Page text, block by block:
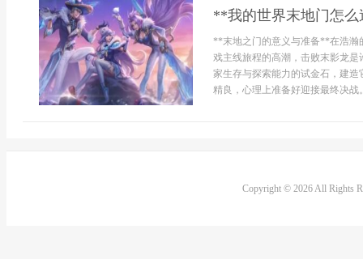
**我的世界末地门怎
**末地之门的意义与准备**在浩瀚
戏主线旅程的高潮，击败末影龙
家生存与探索能力的试金石，建
精良，心理上准备好迎接最终决
Copyright © 2026 All Rights